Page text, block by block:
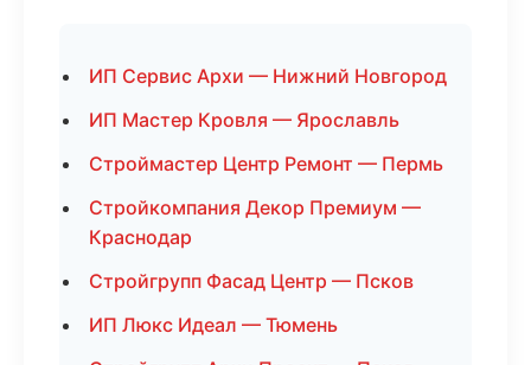
ИП Сервис Архи — Нижний Новгород
ИП Мастер Кровля — Ярославль
Строймастер Центр Ремонт — Пермь
Стройкомпания Декор Премиум —
Краснодар
Стройгрупп Фасад Центр — Псков
ИП Люкс Идеал — Тюмень